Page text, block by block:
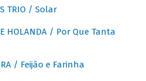
TRIO / Solar
HOLANDA / Por Que Tanta
/ Feijão e Farinha